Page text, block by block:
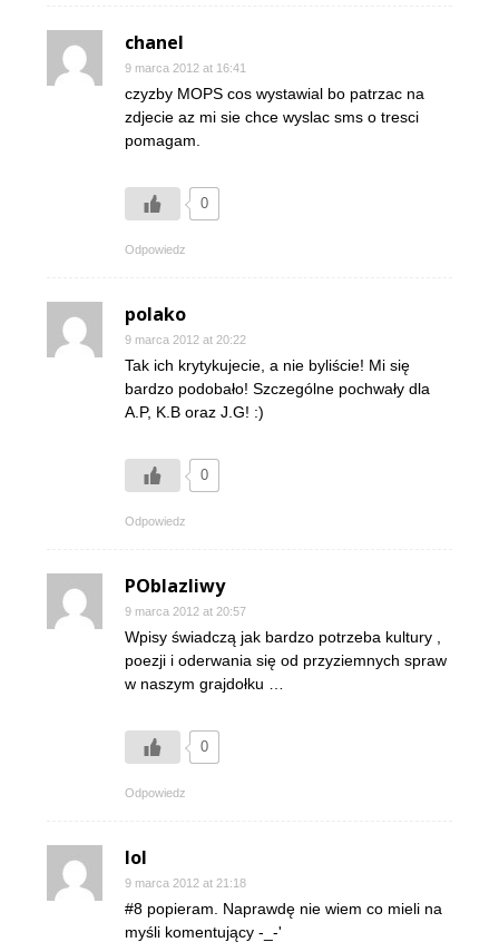
chanel
9 marca 2012 at 16:41
czyzby MOPS cos wystawial bo patrzac na
zdjecie az mi sie chce wyslac sms o tresci
pomagam.
0
Odpowiedz
polako
9 marca 2012 at 20:22
Tak ich krytykujecie, a nie byliście! Mi się
bardzo podobało! Szczególne pochwały dla
A.P, K.B oraz J.G! :)
0
Odpowiedz
POblazliwy
9 marca 2012 at 20:57
Wpisy świadczą jak bardzo potrzeba kultury ,
poezji i oderwania się od przyziemnych spraw
w naszym grajdołku …
0
Odpowiedz
lol
9 marca 2012 at 21:18
#8 popieram. Naprawdę nie wiem co mieli na
myśli komentujący -_-'